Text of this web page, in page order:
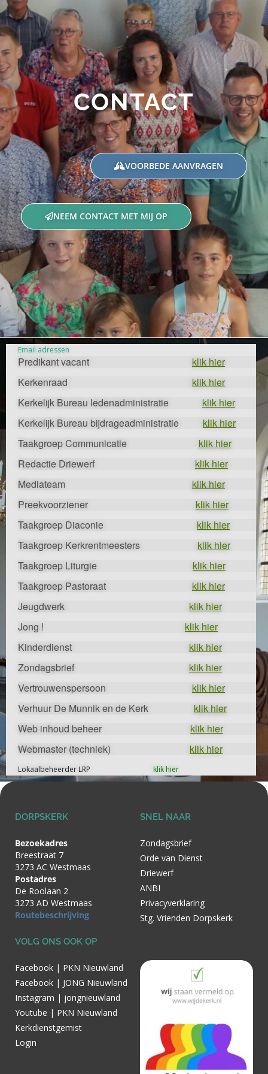
CONTACT
VOORBEDE AANVRAGEN
NEEM CONTACT MET MIJ OP
Email adressen
Predikant vacant klik hier
Kerkenraad klik hier
Kerkelijk Bureau ledenadministratie klik hier
Kerkelijk Bureau bijdrageadministratie klik hier
Taakgroep Communicatie klik hier
Redactie Driewerf klik hier
Mediateam klik hier
Preekvoorziener
klik hier
Taakgroep Diaconie klik hier
Taakgroep Kerkrentmeesters klik hier
Taakgroep Liturgie klik hier
Taakgroep Pastoraat klik hier
Jeugdwerk klik hier
Jong ! klik hier
Kinderdienst klik hier
Zondagsbrief klik hier
Vertrouwenspersoon klik hier
Verhuur De Munnik en de Kerk klik hier
Web inhoud beheer klik hier
Webmaster (techniek) klik hier
Lokaalbeheerder LRP klik hier
DORPSKERK
Bezoekadres
Breestraat 7
3273 AC Westmaas
Postadres
De Roolaan 2
3273 AD Westmaas
Routebeschrijving
SNEL NAAR
Zondagsbrief
Orde van Dienst
Driewerf
ANBI
Privacyverklaring
Stg. Vrienden Dorpskerk
VOLG ONS OOK OP
Facebook | PKN Nieuwland
Facebook | JONG Nieuwland
Instagram | jongnieuwland
Youtube | PKN Nieuwland
Kerkdienstgemist
Login